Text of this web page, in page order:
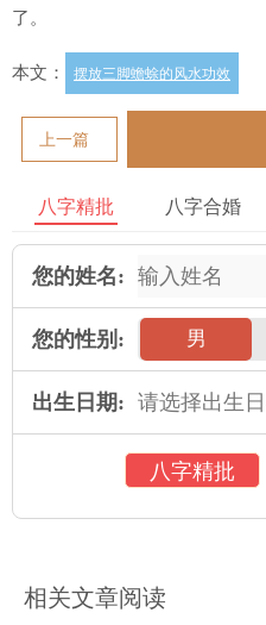
了。
本文： 摆放三脚蟾蜍的风水功效
上一篇
八字精批 八字合婚
您的姓名:
您的性别: 男
出生日期:
八字精批
相关文章阅读